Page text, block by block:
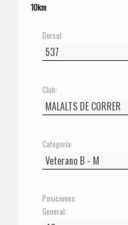
10km
Dorsal:
Club:
Categoría:
Posiciones:
General: